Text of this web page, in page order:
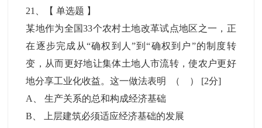
21 、【单选题 】
某地作为全国33个农村土地改革试点地区之一，正
在逐步完成从“确权到人”到“确权到户”的制度转
变，从而更好地让集体土地人市流转，使农户更好
地分享工业化收益。这一做法表明 （ ） [2分]
A
、生产关系的总和构成经济基础
B
上层建筑必须适应经济基础的发展